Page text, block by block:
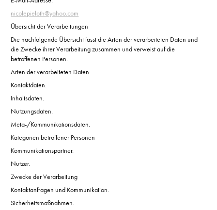
nicolepieloth@yahoo.com
Übersicht der Verarbeitungen
Die nachfolgende Übersicht fasst die Arten der verarbeiteten Daten und
die Zwecke ihrer Verarbeitung zusammen und verweist auf die
betroffenen Personen.
Arten der verarbeiteten Daten
Kontaktdaten.
Inhaltsdaten.
Nutzungsdaten.
Meta-/Kommunikationsdaten.
Kategorien betroffener Personen
Kommunikationspartner.
Nutzer.
Zwecke der Verarbeitung
Kontaktanfragen und Kommunikation.
Sicherheitsmaßnahmen.